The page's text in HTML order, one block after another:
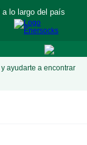
a lo largo del país
ayudarte a encontrar